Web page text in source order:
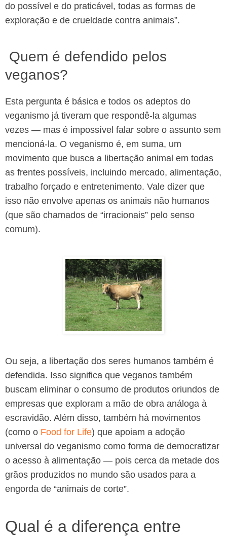
do possível e do praticável, todas as formas de
exploração e de crueldade contra animais”.
Quem é defendido pelos
veganos?
Esta pergunta é básica e todos os adeptos do
veganismo já tiveram que respondê-la algumas
vezes — mas é impossível falar sobre o assunto sem
mencioná-la. O veganismo é, em suma, um
movimento que busca a libertação animal em todas
as frentes possíveis, incluindo mercado, alimentação,
trabalho forçado e entretenimento. Vale dizer que
isso não envolve apenas os animais não humanos
(que são chamados de “irracionais” pelo senso
comum).
Ou seja, a libertação dos seres humanos também é
defendida. Isso significa que veganos também
buscam eliminar o consumo de produtos oriundos de
empresas que exploram a mão de obra análoga à
escravidão. Além disso, também há movimentos
(como o Food for Life) que apoiam a adoção
universal do veganismo como forma de democratizar
o acesso à alimentação — pois cerca da metade dos
grãos produzidos no mundo são usados para a
engorda de “animais de corte”.
Qual é a diferença entre